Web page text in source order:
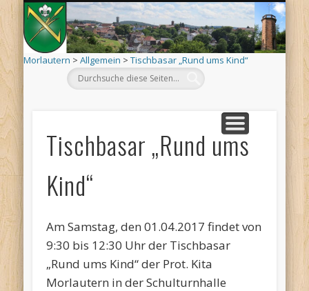
Morlautern > Allgemein > Tischbasar „Rund ums Kind“
DEHÄM
AKTUELLES
TERMINE
ORTSINFO
SCHÄÄ
LÄÄWE
KIRCHEN
VEREINE
ARCHIV
LINKS
Tischbasar „Rund ums
Kind“
Am Samstag, den 01.04.2017 findet von
9:30 bis 12:30 Uhr der Tischbasar
„Rund ums Kind“ der Prot. Kita
Morlautern in der Schulturnhalle